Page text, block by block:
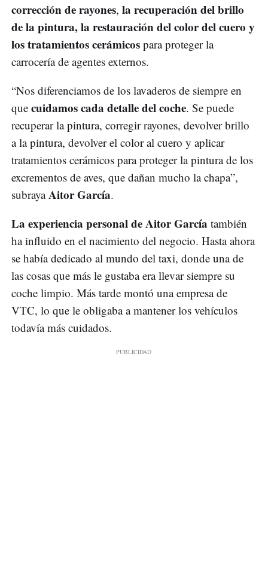
corrección de rayones, la recuperación del brillo
de la pintura, la restauración del color del cuero y
los tratamientos cerámicos para proteger la
carrocería de agentes externos.
“Nos diferenciamos de los lavaderos de siempre en
que cuidamos cada detalle del coche. Se puede
recuperar la pintura, corregir rayones, devolver brillo
a la pintura, devolver el color al cuero y aplicar
tratamientos cerámicos para proteger la pintura de los
excrementos de aves, que dañan mucho la chapa”,
subrayaAitor García.
La experiencia personal de Aitor García también
ha influido en el nacimiento del negocio. Hasta ahora
se había dedicado al mundo del taxi, donde una de
las cosas que más le gustaba era llevar siempre su
coche limpio. Más tarde montó una empresa de
VTC, lo que le obligaba a mantener los vehículos
todavía más cuidados.